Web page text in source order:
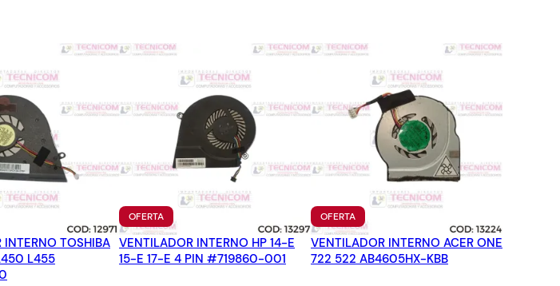
INTERNO TOSHIBA
L455
OFERTAPRODUCTO
EN
OFERTA
VENTILADOR INTERNO HP 14-E
15-E 17-E 4 PIN #719860-001
OFERTAPRODUCTO
EN
OFERTA
VENTILADOR INTERNO ACER ONE
722 522 AB4605HX-KBB